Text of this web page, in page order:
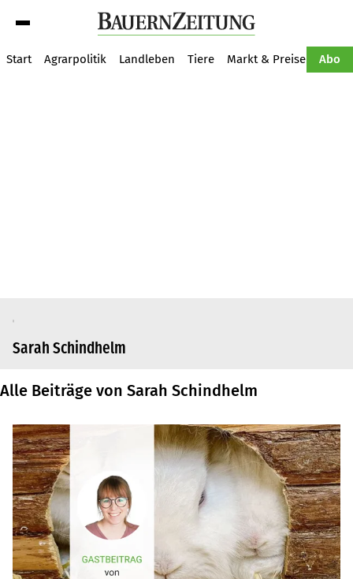
Start Agrarpolitik Landleben Tiere Markt & Preise Abo
Sarah Schindhelm
Alle Beiträge von Sarah Schindhelm